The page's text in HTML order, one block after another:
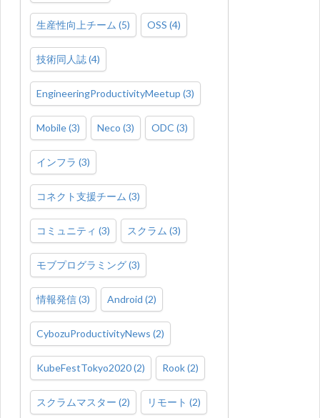
生産性向上チーム (5) OSS (4)
技術同人誌(4)
EngineeringProductivityMeetup (3)
Mobile(3) Neco (3) ODC (3)
インフラ (3)
コネクト支援チーム (3)
コミュニティ (3) スクラム (3)
モブプログラミング(3)
情報発信(3) Android (2)
CybozuProductivityNews (2)
KubeFestTokyo2020(2) Rook(2)
スクラムマスター (2) リモート (2)